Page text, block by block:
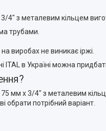
4" з металевим кільцем
трубами.
виробах не виникає іржі.
ITAL в Україні можна
мм х 3/4" з металевим
обрати потрібний варіант.